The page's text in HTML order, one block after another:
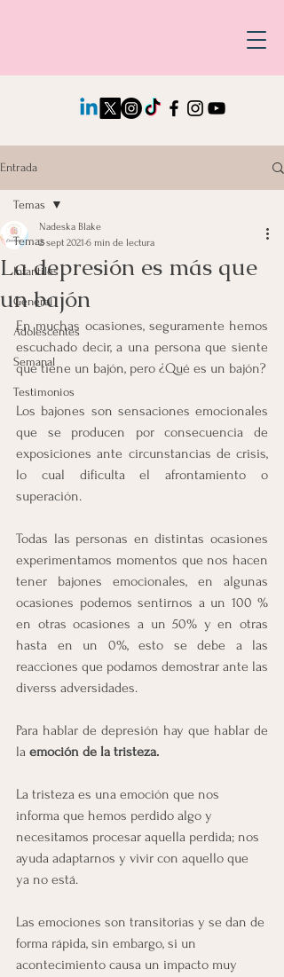
Entrada
Temas
Infantiles
General
Adolescentes
Semanal
Testimonios
Temas
La depresión es más que
un bajón
Nadeska Blake
2 sept 2021 6 min de lectura
En muchas ocasiones, seguramente hemos
escuchado decir, a una persona que siente
que tiene un bajón, pero ¿Qué es un bajón?
Los bajones son sensaciones emocionales
que se producen por consecuencia de
exposiciones ante circunstancias de crisis,
lo cual dificulta el afrontamiento o
superación.
Todas las personas en distintas ocasiones
experimentamos momentos que nos hacen
tener bajones emocionales, en algunas
ocasiones podemos sentirnos a un 100 %
en otras ocasiones a un 50% y en otras
hasta en un 0%, esto se debe a las
reacciones que podamos demostrar ante las
diverss adversidades.
Para hablar de depresión hay que hablar de
la emoción de la tristeza.
La tristeza es una emoción que nos
informa que hemos perdido algo y
necesitamos procesar aquella perdida; nos
ayuda adaptarnos y vivir con aquello que
ya no está.
Las emociones son transitorias y se dan de
forma rápida, sin embargo, si un
acontecimiento causa un impacto muy